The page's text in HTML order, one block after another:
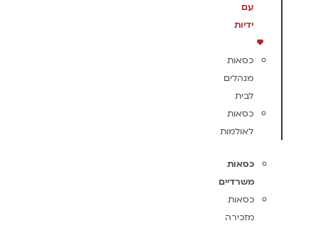
עם
ידיות
כסאות
מנהלים
לבית
כסאות
לאולמות
כסאות
משרדיים
כסאות
מזכירה